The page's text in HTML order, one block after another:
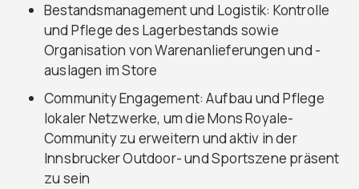
Bestandsmanagement und Logistik: Kontrolle
und Pflege des Lagerbestands sowie
Organisation von Warenanlieferungen und -
auslagen im Store
Community Engagement: Aufbau und Pflege
lokaler Netzwerke, um die Mons Royale-
Community zu erweitern und aktiv in der
Innsbrucker Outdoor- und Sportszene präsent
zu sein